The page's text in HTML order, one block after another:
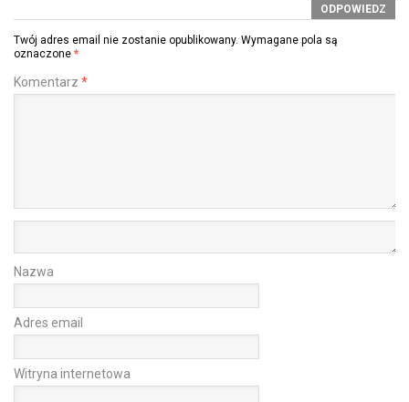
ODPOWIEDZ
Twój adres email nie zostanie opublikowany. Wymagane pola są
oznaczone *
Komentarz *
Nazwa
Adres email
Witryna internetowa